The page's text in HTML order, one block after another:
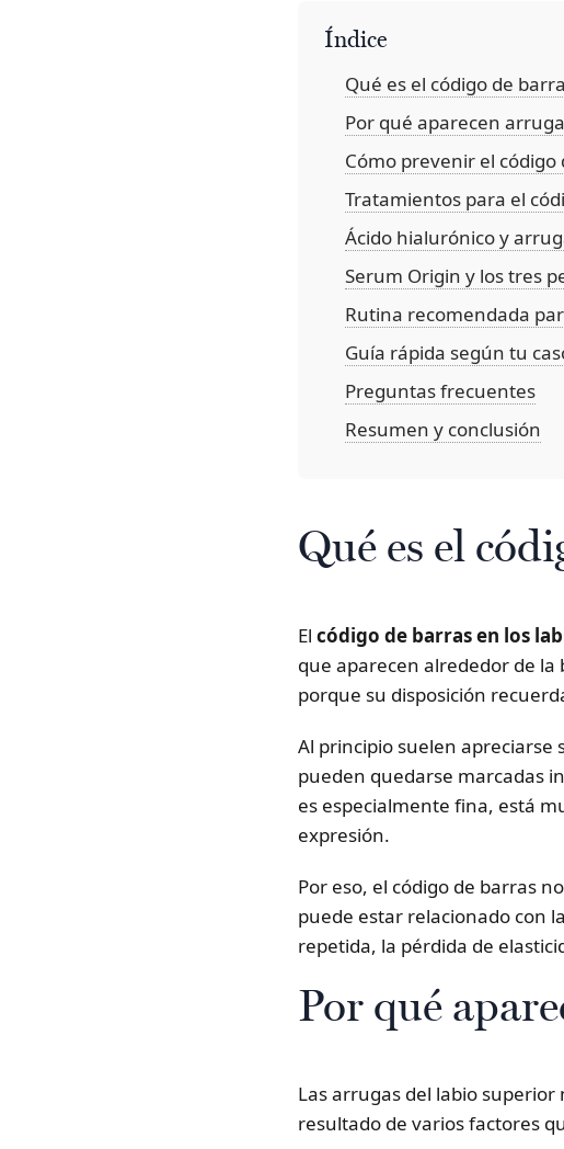
Índice
Qué es el código de
Por qué aparecen
Cómo prevenir el código
Tratamientos para el
Ácido hialurónico y
Serum Origin y los tres
Rutina recomendada
Guía rápida según tu
Preguntas frecuentes
Resumen y conclusión
Qué es el
El código de barras en los
que aparecen alrededor de la
porque su disposición
Al principio suelen apreciarse
pueden quedarse marcadas
es especialmente fina, está
expresión.
Por eso, el código de barras
puede estar relacionado con
repetida, la pérdida de
Por qué
Las arrugas del labio
resultado de varios factores